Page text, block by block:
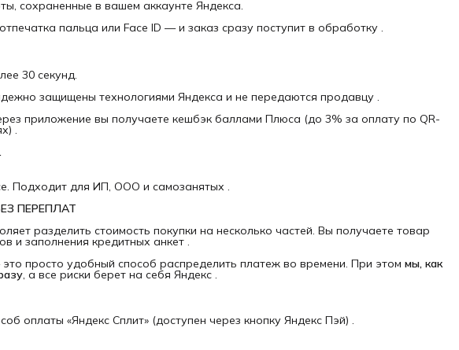
сохраненные в вашем аккаунте Яндекса.
пальца или Face ID — и заказ сразу поступит в обработку .
30 секунд.
защищены технологиями Яндекса и не передаются продавцу .
приложение вы получаете кешбэк баллами Плюса (до 3% за оплату по QR-
.
Подходит для ИП, ООО и самозанятых .
ПЕРЕПЛАТ
разделить стоимость покупки на несколько частей. Вы получаете товар
и заполнения кредитных анкет .
просто удобный способ распределить платеж во времени. При этом мы, как
, а все риски берет на себя Яндекс .
оплаты «Яндекс Сплит» (доступен через кнопку Яндекс Пэй) .